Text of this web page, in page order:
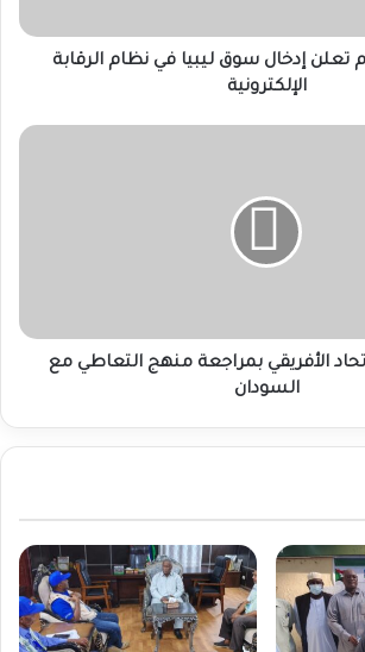
إدخال سوق ليبيا في نظام الرقابة
الإلكترونية
الأفريقي بمراجعة منهج التعاطي مع
السودان